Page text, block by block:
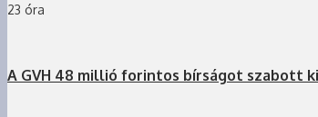
23 óra
A GVH 48 millió forintos bírságot szabott